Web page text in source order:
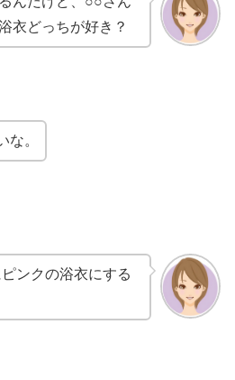
衣どっちが好き？
な。
ンクの浴衣にする